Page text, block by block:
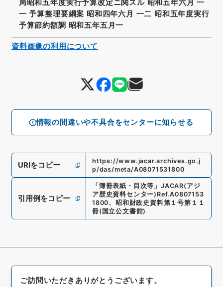
情報の間違いや不具合をセンターに知らせる
局昭和五年度実行予算改定ニ関スル 昭和五年六月 一
一 予算整理要綱案 昭和四年六月 一二 昭和五年度実行
予算節約額調 昭和五年五月一
URIをコピー
https://www.jacar.archives.go.j
p/das/meta/A08071531800
引用例をコピー
「 簿冊表紙・目次等 」 JACAR(アジ
ア歴史資料センター) Ref.A0807153
1800、 昭和財政史資料第１号第１１
冊( 国立公文書館)
資料画像の利用について
ご訪問いただきありがとうございます。